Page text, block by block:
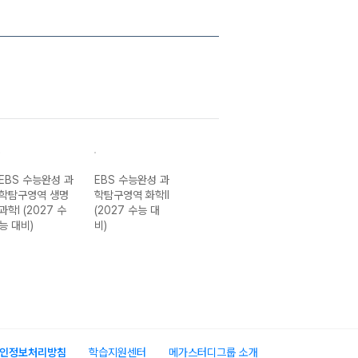
EBS 수능완성 과
탐구영역 생명
학I (2027 수
능 대비)
EBS 수능완성 과
학탐구영역 화학II
(2027 수능 대
비)
정보처리방침 학습지원센터 메가스터디그룹 소개